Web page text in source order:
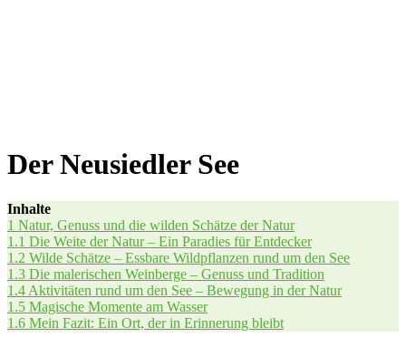
Der Neusiedler See
Inhal­te
1 Natur, Genuss und die wil­den Schät­ze der Natur
1.1 Die Wei­te der Natur – Ein Para­dies für Entdecker
1.2 Wil­de Schät­ze – Ess­ba­re Wild­pflan­zen rund um den See
1.3 Die male­ri­schen Wein­ber­ge – Genuss und Tradition
1.4 Akti­vi­tä­ten rund um den See – Bewe­gung in der Natur
1.5 Magi­sche Momen­te am Wasser
1.6 Mein Fazit: Ein Ort, der in Erin­ne­rung bleibt